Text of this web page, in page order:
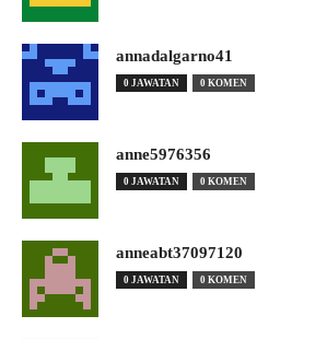
annadalgarno41
0 JAWATAN 0 KOMEN
anne5976356
0 JAWATAN 0 KOMEN
anneabt37097120
0 JAWATAN 0 KOMEN